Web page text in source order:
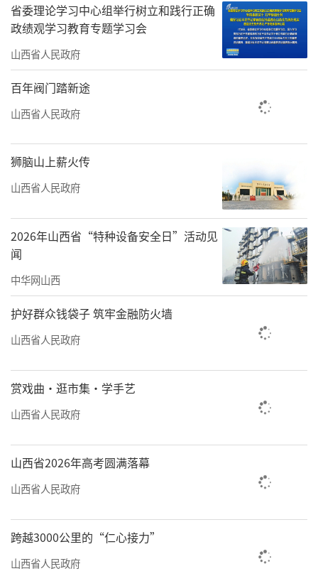
相匹配的目标。
“我们将持续提升乡村发展质量成
色。”省农业农村厅乡村建设促进处处长张海
光表示。针对乡村基础设施历史欠账多、公共
服务差距大等短板弱项，我省还将统筹新型城
兜底性民生建设，推动基础设施建设向乡村延
伸覆盖。
以厕所这件“小”事为例。“老式旱厕两
块板一个坑，臭烘烘的，冬天冷，夏天招蚊
子。”汾西县僧念镇段村村民孟廷晋说，村里
开始改厕时，他第一个报了名。现如今，老孟
家卫生间里装了冲水马桶和洗手池，墙上贴了
瓷砖，还有保暖设施。如厕事微，但关乎农民
众生活质量的重要一环。
为加快美丽乡村建设，临汾市在经济条件
进改水改厕、美化亮化等工作。汾西县把推
进“厕所革命”作为一项重要工作，推行“菜
书”“明白卡”和改造标准明细单，走出了山
区县高质量推进农村厕所革命的新路径。
省委理论学习中心组举行树立和践行正确
政绩观学习教育专题学习会
山西省人民政府
百年阀门踏新途
山西省人民政府
狮脑山上薪火传
山西省人民政府
2026年山西省“特种设备安全日”活动见
闻
中华网山西
护好群众钱袋子 筑牢金融防火墙
山西省人民政府
赏戏曲·逛市集·学手艺
山西省人民政府
山西省2026年高考圆满落幕
山西省人民政府
跨越3000公里的“仁心接力”
山西省人民政府